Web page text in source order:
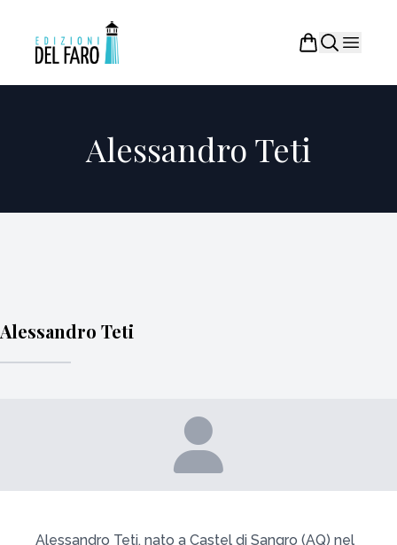
Alessandro Teti
Alessandro Teti
Alessandro Teti, nato a Castel di Sangro (AQ) nel